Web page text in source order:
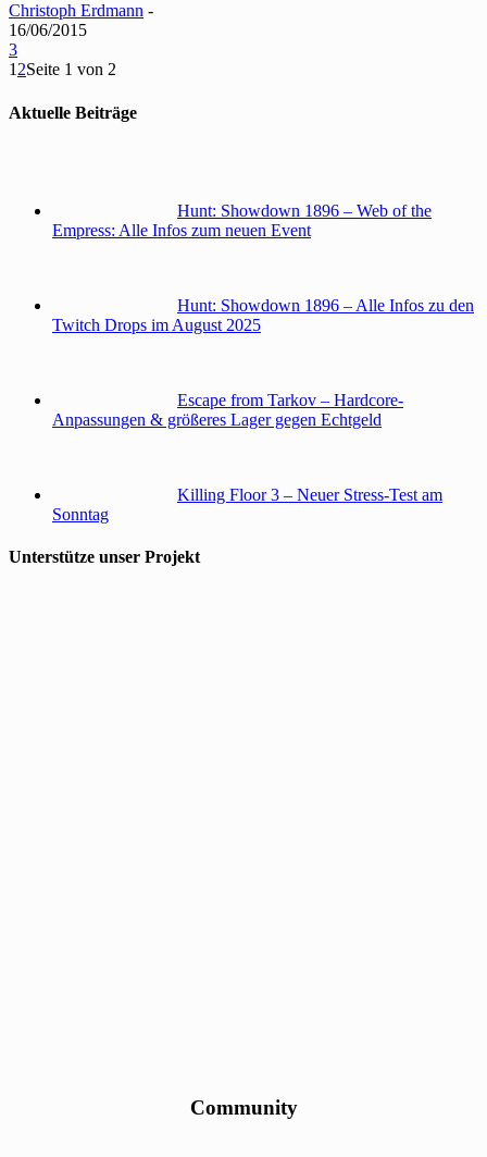
Christoph Erdmann -
16/06/2015
3
1 2Seite 1 von 2
Aktuelle Beiträge
Hunt: Showdown 1896 – Web of the
Empress: Alle Infos zum neuen Event
Hunt: Showdown 1896 – Alle Infos zu den
Twitch Drops im August 2025
Escape from Tarkov – Hardcore-
Anpassungen & größeres Lager gegen Echtgeld
Killing Floor 3 – Neuer Stress-Test am
Sonntag
Unterstütze unser Projekt
Community